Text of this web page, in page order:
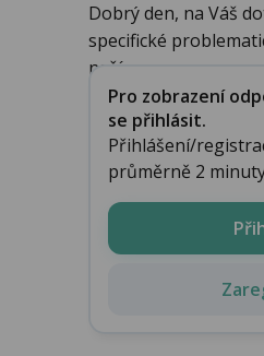
Dobrý den, na Váš
specifické
naší ...
Pro zobrazení
se přihlásit.
Přihlášení/
průměrně 2